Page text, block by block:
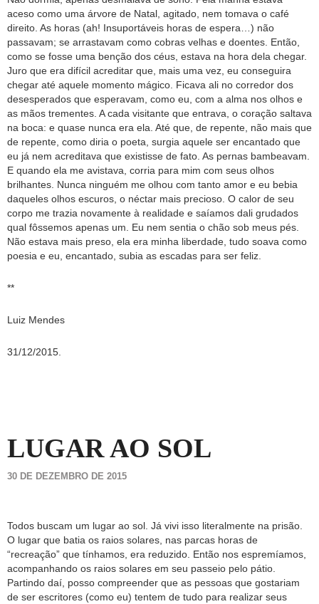
aceso como uma árvore de Natal, agitado, nem tomava o café
direito. As horas (ah! Insuportáveis horas de espera…) não
passavam; se arrastavam como cobras velhas e doentes. Então,
como se fosse uma benção dos céus, estava na hora dela chegar.
Juro que era difícil acreditar que, mais uma vez, eu conseguira
chegar até aquele momento mágico. Ficava ali no corredor dos
desesperados que esperavam, como eu, com a alma nos olhos e
as mãos trementes. A cada visitante que entrava, o coração saltava
na boca: e quase nunca era ela. Até que, de repente, não mais que
de repente, como diria o poeta, surgia aquele ser encantado que
eu já nem acreditava que existisse de fato. As pernas bambeavam.
E quando ela me avistava, corria para mim com seus olhos
brilhantes. Nunca ninguém me olhou com tanto amor e eu bebia
daqueles olhos escuros, o néctar mais precioso. O calor de seu
corpo me trazia novamente à realidade e saíamos dali grudados
qual fôssemos apenas um. Eu nem sentia o chão sob meus pés.
Não estava mais preso, ela era minha liberdade, tudo soava como
poesia e eu, encantado, subia as escadas para ser feliz.
**
Luiz Mendes
31/12/2015.
LUGAR AO SOL
30 DE DEZEMBRO DE 2015
Todos buscam um lugar ao sol. Já vivi isso literalmente na prisão.
O lugar que batia os raios solares, nas parcas horas de
“recreação” que tínhamos, era reduzido. Então nos espremíamos,
acompanhando os raios solares em seu passeio pelo pátio.
Partindo daí, posso compreender que as pessoas que gostariam
de ser escritores (como eu) tentem de tudo para realizar seus